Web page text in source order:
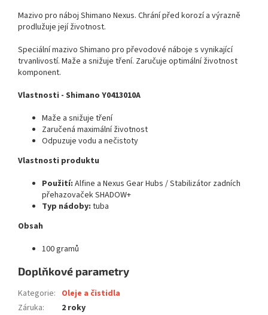
Mazivo pro náboj Shimano Nexus. Chrání před korozí a výrazně
prodlužuje její životnost.
Speciální mazivo Shimano pro převodové náboje s vynikající
trvanlivostí. Maže a snižuje tření. Zaručuje optimální životnost
komponent.
Vlastnosti - Shimano Y0413010A
Maže a snižuje tření
Zaručená maximální životnost
Odpuzuje vodu a nečistoty
Vlastnosti produktu
Použití: Alfine a Nexus Gear Hubs / Stabilizátor zadních
přehazovaček SHADOW+
Typ nádoby: tuba
Obsah
100 gramů
Doplňkové parametry
Kategorie: Oleje a čistidla
Záruka:
2 roky